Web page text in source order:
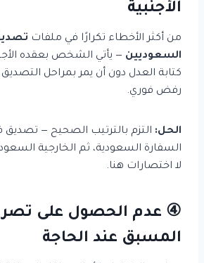
الأجنبية
من أكثر الأخطاء تكرارًا في ملفات
السعوديين — يأتي الشخص بعقده
كتابة العدل دون أن يمر بمراحل التصديق
رفض فوري.
الحل: التزم بالترتيب الصحيح — تصديق
السفارة السعودية، ثم الخارجية
لا اختصارات هنا.
④ عدم الحصول على
المسبق عند الحاجة